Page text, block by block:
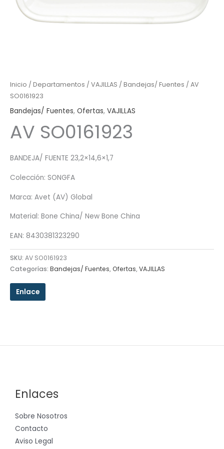
Inicio / Departamentos / VAJILLAS / Bandejas/ Fuentes / AV
SO0161923
Bandejas/ Fuentes, Ofertas, VAJILLAS
AV SO0161923
BANDEJA/ FUENTE 23,2×14,6×1,7
Colección: SONGFA
Marca: Avet (AV) Global
Material: Bone China/ New Bone China
EAN: 8430381323290
SKU: AV SO0161923
Categorías: Bandejas/ Fuentes,Ofertas,VAJILLAS
Enlace
Enlaces
Sobre Nosotros
Contacto
Aviso Legal